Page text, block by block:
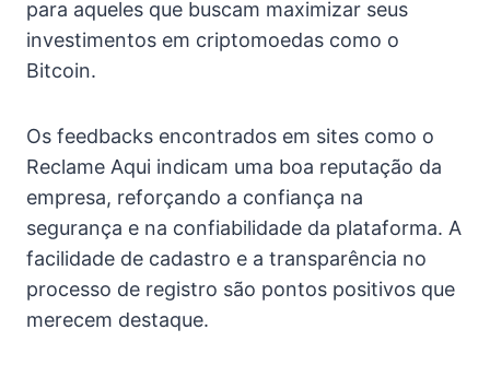
para aqueles que buscam maximizar seus
investimentos em criptomoedas como o
Bitcoin.
Os feedbacks encontrados em sites como o
Reclame Aqui indicam uma boa reputação da
empresa, reforçando a confiança na
segurança e na confiabilidade da plataforma. A
facilidade de cadastro e a transparência no
processo de registro são pontos positivos que
merecem destaque.